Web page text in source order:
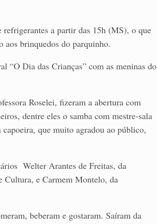
a partir das 15h (MS), o que
aos brinquedos do parquinho.
“O Dia das Crianças” com as meninas do
Roselei, fizeram a abertura com
dentre eles o samba com mestre-sala
que muito agradou ao público,
Welter Arantes de Freitas, da
Cultura, e Carmem Montelo, da
beberam e gostaram. Saíram da